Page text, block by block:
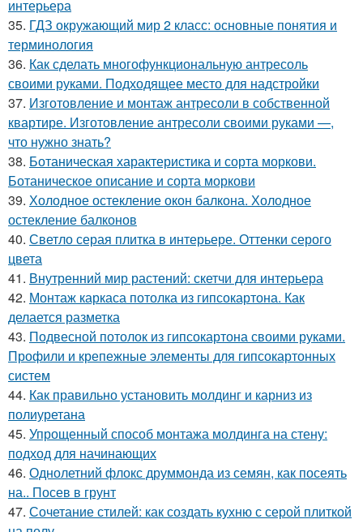
интерьера
35. ГДЗ окружающий мир 2 класс: основные понятия и
терминология
36. Как сделать многофункциональную антресоль
своими руками. Подходящее место для надстройки
37. Изготовление и монтаж антресоли в собственной
квартире. Изготовление антресоли своими руками —,
что нужно знать?
38. Ботаническая характеристика и сорта моркови.
Ботаническое описание и сорта моркови
39. Холодное остекление окон балкона. Холодное
остекление балконов
40. Светло серая плитка в интерьере. Оттенки серого
цвета
41. Внутренний мир растений: скетчи для интерьера
42. Монтаж каркаса потолка из гипсокартона. Как
делается разметка
43. Подвесной потолок из гипсокартона своими руками.
Профили и крепежные элементы для гипсокартонных
систем
44. Как правильно установить молдинг и карниз из
полиуретана
45. Упрощенный способ монтажа молдинга на стену:
подход для начинающих
46. Однолетний флокс друммонда из семян, как посеять
на.. Посев в грунт
47. Сочетание стилей: как создать кухню с серой плиткой